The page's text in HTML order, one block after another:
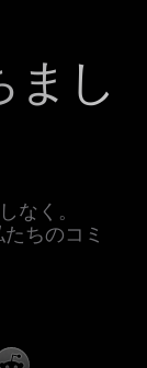
まし
なく。
ちのコミ